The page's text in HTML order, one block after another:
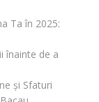
Ta în 2025:
înainte de a
și Sfaturi